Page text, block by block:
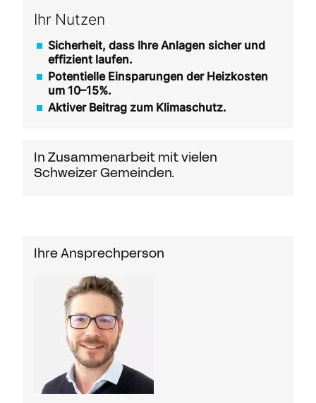
Ihr Nutzen
Sicherheit, dass Ihre Anlagen sicher und
effizient laufen.
Potentielle Einsparungen der Heizkosten
um 10–15%.
Aktiver Beitrag zum Klimaschutz.
In Zusammenarbeit mit vielen
Schweizer Gemeinden.
Ihre Ansprechperson